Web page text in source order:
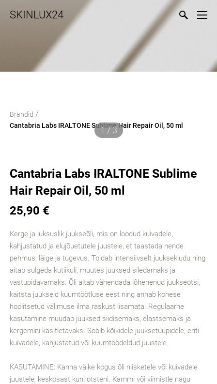
SKINLUX24
Brändid /
Cantabria Labs IRALTONE Sublime Hair Repair Oil, 50 ml
1 / 3
Cantabria Labs IRALTONE Sublime
Hair Repair Oil, 50 ml
25,90 €
Kerge ja luksuslik juukseõli, mis on loodud kuivadele,
kahjustatud ja elujõuetutele juustele, et taastada nende
pehmus, läige ja tugevus. Toidab intensiivselt juuksekiudu ning
aitab sulgeda kutiikuli, muutes juuksed siledamaks ja
vastupidavamaks. Õli aitab vähendada lõhenenud juukseotsi,
kaitsta juukseid kuumtöötluse eest ning annab kohese
hoolitsetud välimuse ilma raskust lisamata. Regulaarne
kasutamine muudab juuksed siidisemaks, elastsemaks ja
kergemini käsitletavaks. Sobib kõikidele juuksetüüpidele, eriti
kuivadele, kahjustatud või kuumtöödeldud juustele.
KASUTAMINE: Kanna väike kogus õli niisketele või kuivadele
juustele, keskosast kuni otsteni. Kammi või viimistle nagu